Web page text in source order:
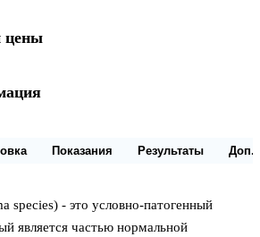
цены
Показания Результаты Доп.
species) - это условно-патогенный
является частью нормальной